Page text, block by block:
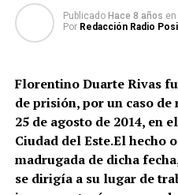
Publicado Hace 8 años en
Por Redacción Radio
Florentino Duarte Rivas
de prisión, por un caso
25 de agosto de 2014, en
Ciudad del Este.El hecho
madrugada de dicha
se dirigía a su lugar de